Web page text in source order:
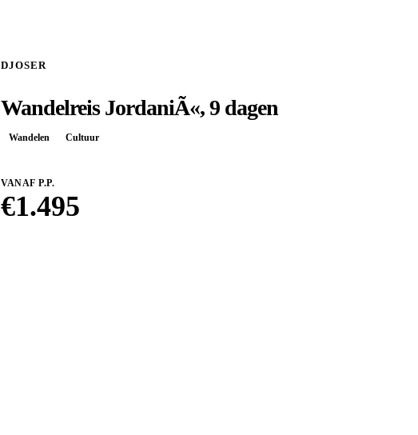
DJOSER
Wandelreis JordaniÃ«, 9 dagen
Wandelen Cultuur
VANAF P.P.
€1.495